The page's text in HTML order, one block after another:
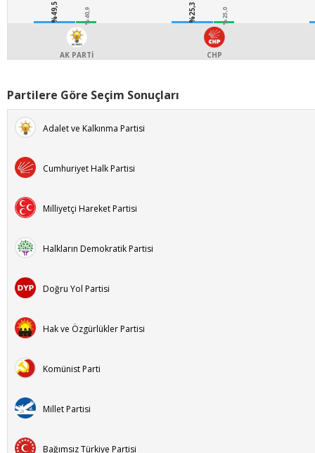
%49,5 %40,9
AK PARTİ
%25,3 %25,0
CHP
Partilere Göre Seçim Sonuçları
Adalet ve Kalkınma Partisi
Cumhuriyet Halk Partisi
Milliyetçi Hareket Partisi
Halkların Demokratik Partisi
Doğru Yol Partisi
Hak ve Özgürlükler Partisi
Komünist Parti
Millet Partisi
Bağımsız Türkiye Partisi